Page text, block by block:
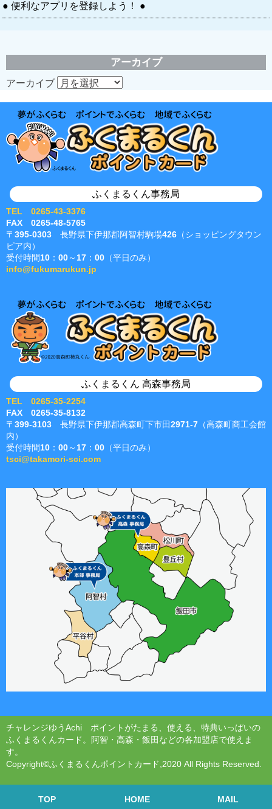
● 便利なアプリを登録しよう！ ●
アーカイブ
アーカイブ
ふくまるくん事務局
TEL 0265-43-3376
FAX 0265-48-5765
〒395-0303 長野県下伊那郡阿智村駒場426（ショッピングタウン
ピア内）
受付時間10：00～17：00（平日のみ）
info@fukumarukun.jp
ふくまるくん 高森事務局
TEL 0265-35-2254
FAX 0265-35-8132
〒399-3103 長野県下伊那郡高森町下市田2971-7（高森町商工会館
内）
受付時間10：00～17：00（平日のみ）
tsci@takamori-sci.com
チャレンジゆうAchi ポイントがたまる、使える、特典いっぱいの
ふくまるくんカード。阿智・高森・飯田などの各加盟店で使えま
す。
Copyright©ふくまるくんポイントカード,2020 All Rights Reserved.
TOP HOME MAIL